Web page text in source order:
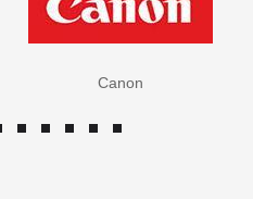
Canon